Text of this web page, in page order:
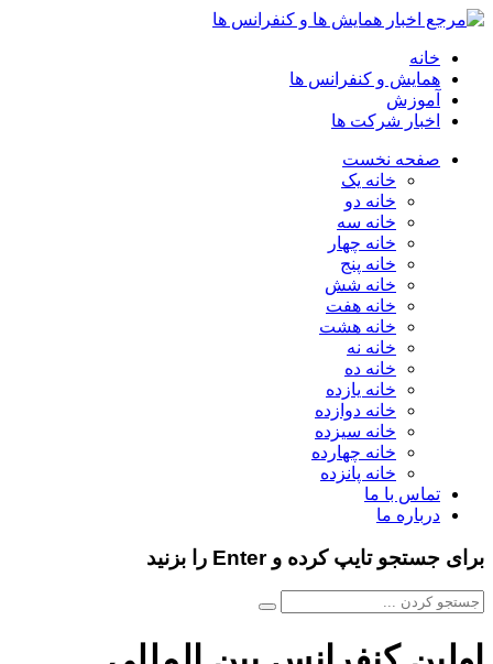
خانه
همایش و کنفرانس ها
آموزش
اخبار شرکت ها
صفحه نخست
خانه یک
خانه دو
خانه سه
خانه چهار
خانه پنج
خانه شش
خانه هفت
خانه هشت
خانه نه
خانه ده
خانه یازده
خانه دوازده
خانه سیزده
خانه چهارده
خانه پانزده
تماس با ما
درباره ما
برای جستجو تایپ کرده و Enter را بزنید